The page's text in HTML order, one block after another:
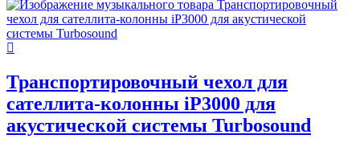
Транспортировочный чехол для
сателлита-колонны iP3000 для
акустической системы Turbosound